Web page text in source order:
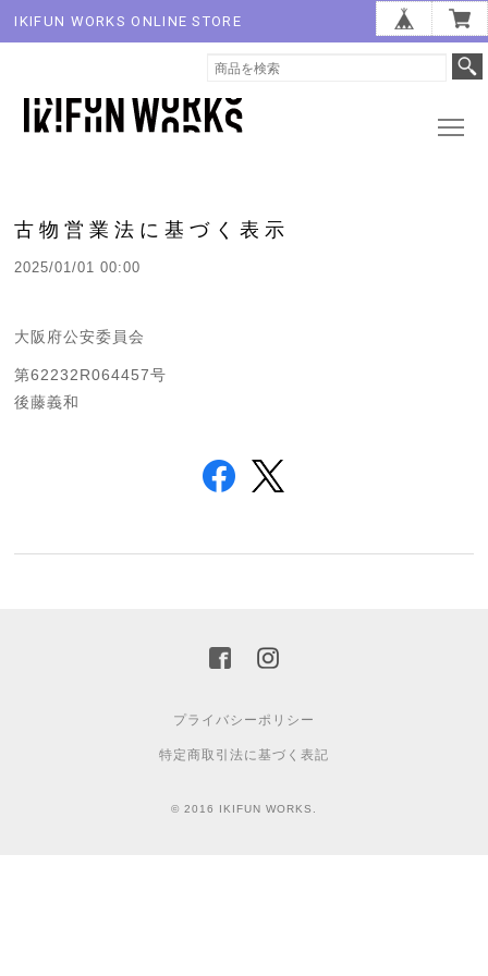
IKIFUN WORKS ONLINE STORE
古物営業法に基づく表示
2025/01/01 00:00
大阪府公安委員会
第62232R064457号
後藤義和
プライバシーポリシー
特定商取引法に基づく表記
© 2016 IKIFUN WORKS.